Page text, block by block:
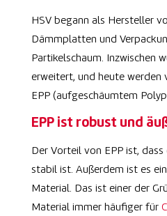
HSV begann als Hersteller
Dämmplatten und
Partikelschaum. Inzwischen
erweitert, und heute werden
EPP (aufgeschäumtem
EPP ist robust und
Der Vorteil von EPP ist,
stabil ist. Außerdem ist es
Material. Das ist einer der
Material immer häufiger für